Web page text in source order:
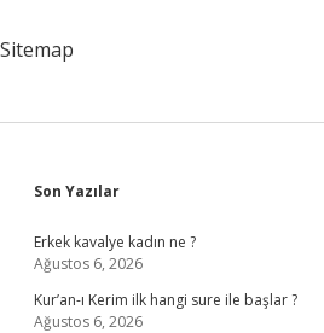
Sitemap
Sidebar
Son Yazılar
Erkek kavalye kadın ne ?
Ağustos 6, 2026
Kur’an-ı Kerim ilk hangi sure ile başlar ?
Ağustos 6, 2026